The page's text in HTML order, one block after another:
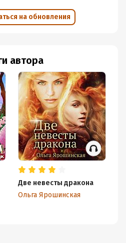
на обновления
автора
Две невесты дракона
Ольга Ярошинская